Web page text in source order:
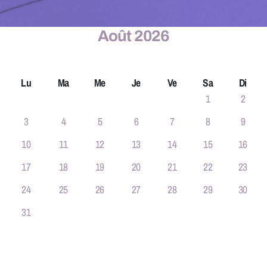
Août 2026
Lu Ma Me Je Ve Sa
Di
1
2
3
4 5 6 7 8
9
10
11 12 13 14 15
16
17
18 19 20 21 22
23
24
25 26 27 28 29
30
31
Passeport-vacances